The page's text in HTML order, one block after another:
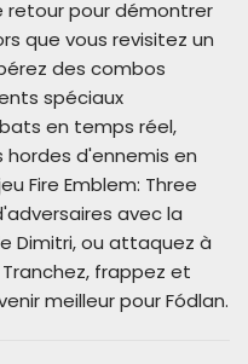
retour pour démontrer
que vous revisitez un
des combos
spéciaux
en temps réel,
hordes d'ennemis en
Fire Emblem: Three
avec la
Dimitri, ou attaquez à
frappez et
meilleur pour Fódlan.